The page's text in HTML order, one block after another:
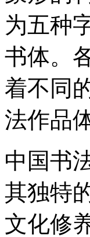
为五种
书体。
着不同
法作品
中国书
其独特
文化修